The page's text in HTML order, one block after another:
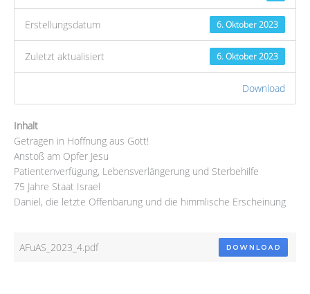
6. Oktober 2023
Erstellungsdatum
6. Oktober 2023
Zuletzt aktualisiert
Download
Inhalt
Getragen in Hoffnung aus Gott!
Anstoß am Opfer Jesu
Patientenverfügung, Lebensverlängerung und Sterbehilfe
75 Jahre Staat Israel
Daniel, die letzte Offenbarung und die himmlische Erscheinung
AFuAS_2023_4.pdf DOWNLOAD